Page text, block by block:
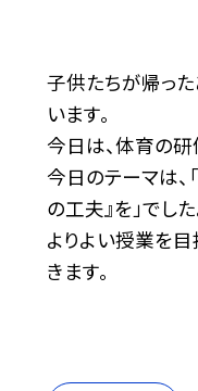
子供たちが帰っ
います。
今日は、体育の研
今日のテーマは、
の工夫』を」でした
よりよい授業を
きます。